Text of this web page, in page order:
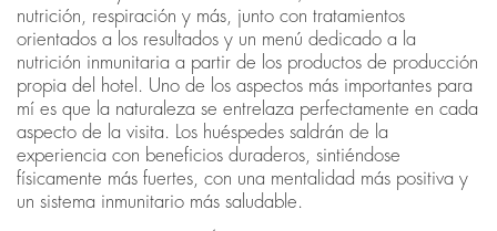
nutrición, respiración y más, junto con tratamientos
orientados a los resultados y un menú dedicado a la
nutrición inmunitaria a partir de los productos de producción
propia del hotel. Uno de los aspectos más importantes para
mí es que la naturaleza se entrelaza perfectamente en cada
aspecto de la visita. Los huéspedes saldrán de la
experiencia con beneficios duraderos, sintiéndose
físicamente más fuertes, con una mentalidad más positiva y
un sistema inmunitario más saludable.